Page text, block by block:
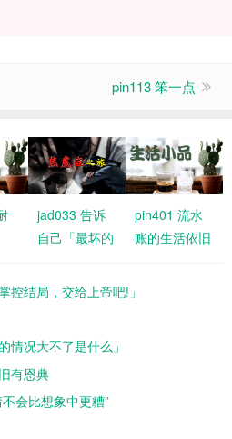
pin113 笨一点
jad033 告诉
自己「最坏的
什么」
pin401 流水
账的生活依旧
控结局，交给上帝吧!」
情况大不了是什么」
有恩典
会比想象中更糟”